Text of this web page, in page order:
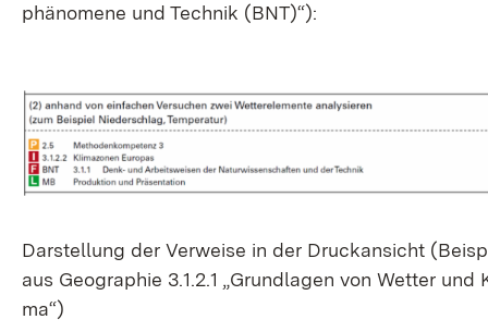
phä­no­me­ne und Tech­nik (BNT)“):
Dar­stel­lung der Ver­wei­se in der Druck­an­sicht
aus Geo­gra­phie 3.1.2.1 „Grund­la­gen von Wet­ter und
ma“)